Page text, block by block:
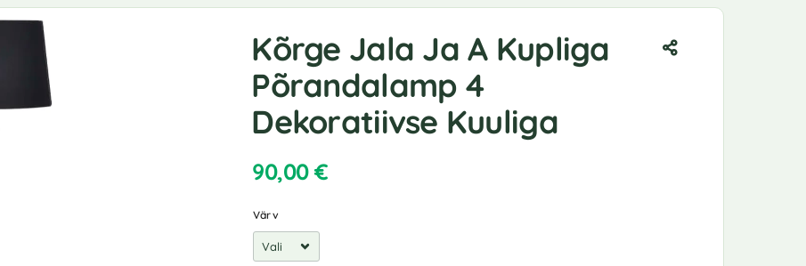
Kõrge Jala Ja A Kupliga
Põrandalamp 4
Dekoratiivse Kuuliga
90,00€
Värv